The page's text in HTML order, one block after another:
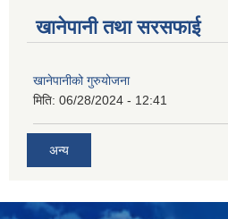
खानेपानी तथा सरसफाई
खानेपानीको गुरुयोजना
मिति: 06/28/2024 - 12:41
अन्य